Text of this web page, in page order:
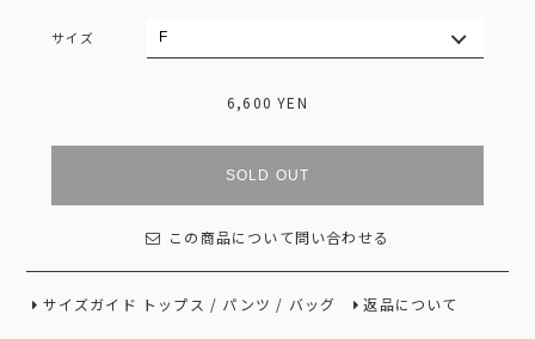
サイズ
6,600 YEN
SOLD OUT
この商品について問い合わせる
サイズガイド トップス / パンツ / バッグ 返品について